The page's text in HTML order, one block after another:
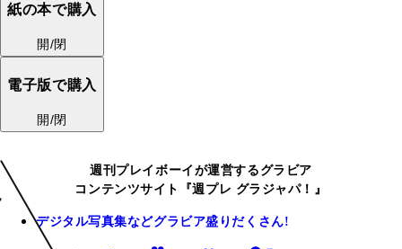
紙の本で購入
開/閉
電子版で購入
開/閉
週刊プレイボーイが運営するグラビア
コンテンツサイト『週プレ グラジャパ！』
デジタル写真集などグラビア盛りだくさん!